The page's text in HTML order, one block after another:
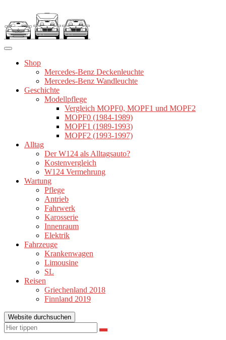
springen
Shop
Mercedes-Benz Deckenleuchte
Mercedes-Benz Wandleuchte
Geschichte
Modellpflege
Vergleich MOPF0, MOPF1 und MOPF2
MOPF0 (1984-1989)
MOPF1 (1989-1993)
MOPF2 (1993-1997)
Alltag
Der W124 als Alltagsauto?
Kostenvergleich
W124 Vermehrung
Wartung
Pflege
Antrieb
Fahrwerk
Karosserie
Innenraum
Elektrik
Fahrzeuge
Krankenwagen
Limousine
SL
Reisen
Griechenland 2018
Finnland 2019
Website durchsuchen
Suchen
nach:
Suchen